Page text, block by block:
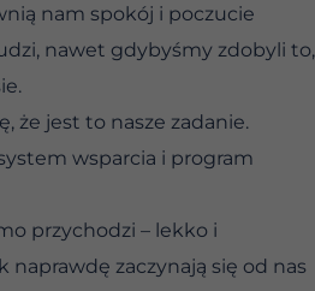
nam spokój i poczucie
nawet gdybyśmy zdobyli to,
że jest to nasze zadanie.
wsparcia i program
przychodzi – lekko i
naprawdę zaczynają się od nas